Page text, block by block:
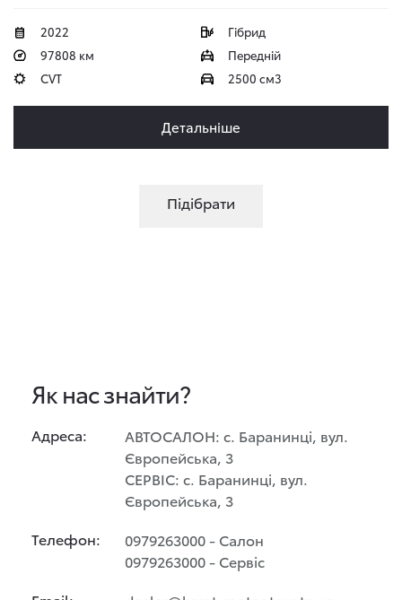
2022
97808 км
CVT
Гібрид
Передній
2500 см3
Детальніше
Підібрати
Як нас знайти?
Адреса:
АВТОСАЛОН: с. Баранинці, вул.
Європейська, 3
СЕРВІС: с. Баранинці, вул.
Європейська, 3
Телефон:
0979263000 - Салон
0979263000 - Сервіс